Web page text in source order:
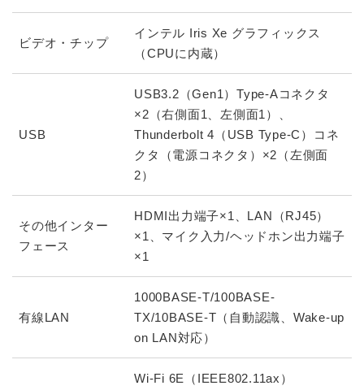
ビデオ・チップ
インテル Iris Xe グラフィックス
（CPUに内蔵）
USB
USB3.2（Gen1）Type-Aコネクタ
×2（右側面1、左側面1）、
Thunderbolt 4（USB Type-C）コネ
クタ（電源コネクタ）×2（左側面
2）
その他インター
フェース
HDMI出力端子×1、LAN（RJ45）
×1、マイク入力/ヘッドホン出力端子
×1
有線LAN
1000BASE-T/100BASE-
TX/10BASE-T（自動認識、Wake-up
on LAN対応）
Wi-Fi 6E（IEEE802.11ax）